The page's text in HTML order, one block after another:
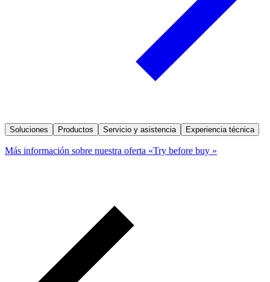
Soluciones Productos Servicio y asistencia Experiencia técnica
Más información sobre nuestra oferta «Try before buy »